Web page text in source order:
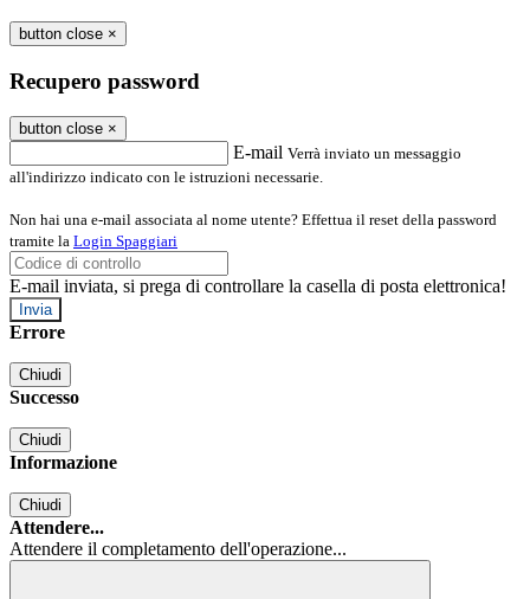
button close ×
Recupero password
button close ×
E-mail Verrà inviato un messaggio
all'indirizzo indicato con le istruzioni necessarie.
Non hai una e-mail associata al nome utente? Effettua il reset della password
tramite la Login Spaggiari
E-mail inviata, si prega di controllare la casella di posta elettronica!
Errore
Chiudi
Successo
Chiudi
Informazione
Chiudi
Attendere...
Attendere il completamento dell'operazione...